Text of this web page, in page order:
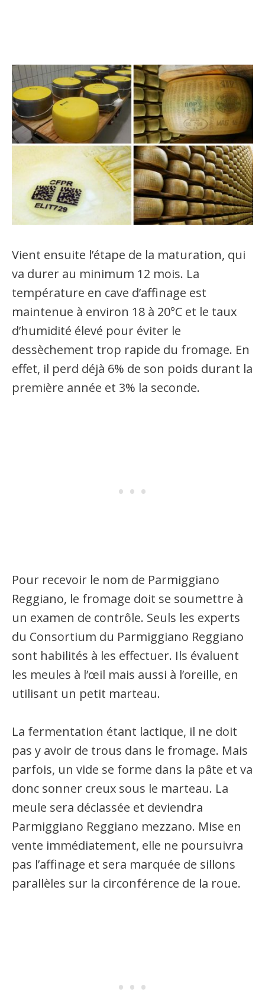
Vient ensuite l’étape de la maturation, qui
va durer au minimum 12 mois. La
température en cave d’affinage est
maintenue à environ 18 à 20°C et le taux
d’humidité élevé pour éviter le
dessèchement trop rapide du fromage. En
effet, il perd déjà 6% de son poids durant la
première année et 3% la seconde.
Pour recevoir le nom de Parmiggiano
Reggiano, le fromage doit se soumettre à
un examen de contrôle. Seuls les experts
du Consortium du Parmiggiano Reggiano
sont habilités à les effectuer. Ils évaluent
les meules à l’œil mais aussi à l’oreille, en
utilisant un petit marteau.
La fermentation étant lactique, il ne doit
pas y avoir de trous dans le fromage. Mais
parfois, un vide se forme dans la pâte et va
donc sonner creux sous le marteau. La
meule sera déclassée et deviendra
Parmiggiano Reggiano mezzano. Mise en
vente immédiatement, elle ne poursuivra
pas l’affinage et sera marquée de sillons
parallèles sur la circonférence de la roue.